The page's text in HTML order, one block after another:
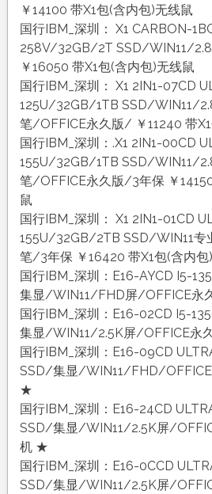
￥14100 带X1包(含内包)无线鼠
国行IBM_深圳： X1 CARBON-
258V/32GB/2T SSD/WIN11/
￥16050 带X1包(含内包)无线鼠
国行IBM_深圳： X1 2IN1-07CD
125U/32GB/1TB SSD/WIN11/
笔/OFFICE永久版/ ￥11240 带
国行IBM_深圳：.X1 2IN1-00CD
155U/32GB/1TB SSD/WIN11/
笔/OFFICE永久版/3年保 ￥
鼠
国行IBM_深圳： X1 2IN1-01CD
155U/32GB/2TB SSD/WIN11
笔/3年保 ￥16420 带X1包(含内包
国行IBM_深圳：E16-AYCD I5-
集显/WIN11/FHD屏/OFFICE永
国行IBM_深圳：E16-02CD I5-
集显/WIN11/2.5K屏/OFFICE永
国行IBM_深圳：E16-09CD
SSD/集显/WIN11/FHD/
★
国行IBM_深圳：E16-24CD
SSD/集显/WIN11/2.5K屏/
机 ★
国行IBM_深圳：E16-0CCD
SSD/集显/WIN11/2.5K屏/